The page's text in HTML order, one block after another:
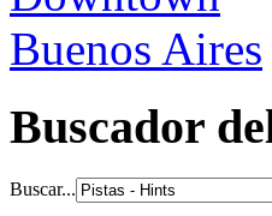
Buscador
Buscar...